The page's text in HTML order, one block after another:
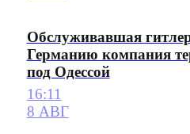
Обслуживавшая
Германию компания
под Одессой
16:11
8 АВГ